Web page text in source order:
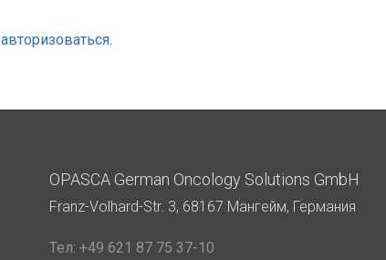
авторизоваться.
OPASCA German Oncology Solutions GmbH
Franz-Volhard-Str. 3, 68167 Мангейм, Германия
Тел: +49 621 87 75 37-10